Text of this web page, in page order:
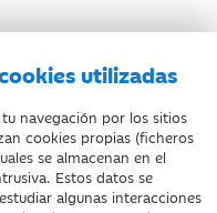
utilizadas
navegación por los sitios
cookies propias (ficheros
se almacenan en el
Estos datos se
algunas interacciones
50000652.
del Mº de Educación,